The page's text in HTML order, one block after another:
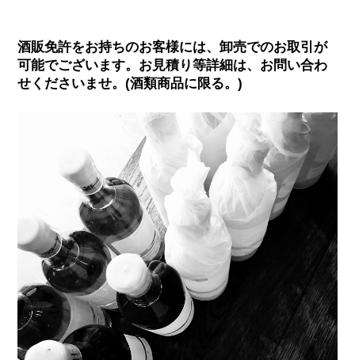
酒販免許をお持ちのお客様には、卸売でのお取引が
可能でございます。お見積り等詳細は、お問い合わ
せくださいませ。(酒類商品に限る。)